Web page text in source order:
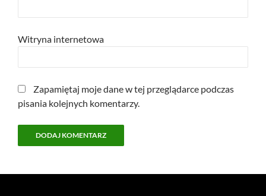
Witryna internetowa
Zapamiętaj moje dane w tej przeglądarce podczas
pisania kolejnych komentarzy.